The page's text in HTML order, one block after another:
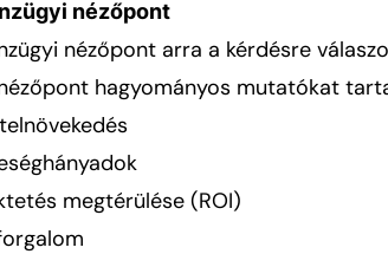
nézőpont
nézőpont arra a kérdésre
hagyományos mutatókat
megtérülése (ROI)